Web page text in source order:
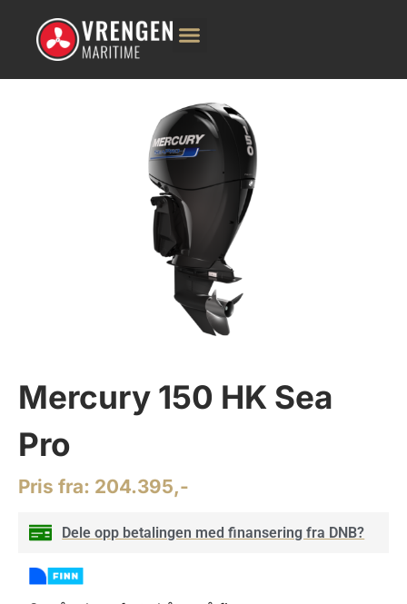
Mercury 150 HK Sea
Pro
Pris fra: 204.395,-
Dele opp betalingen med finansering fra DNB?